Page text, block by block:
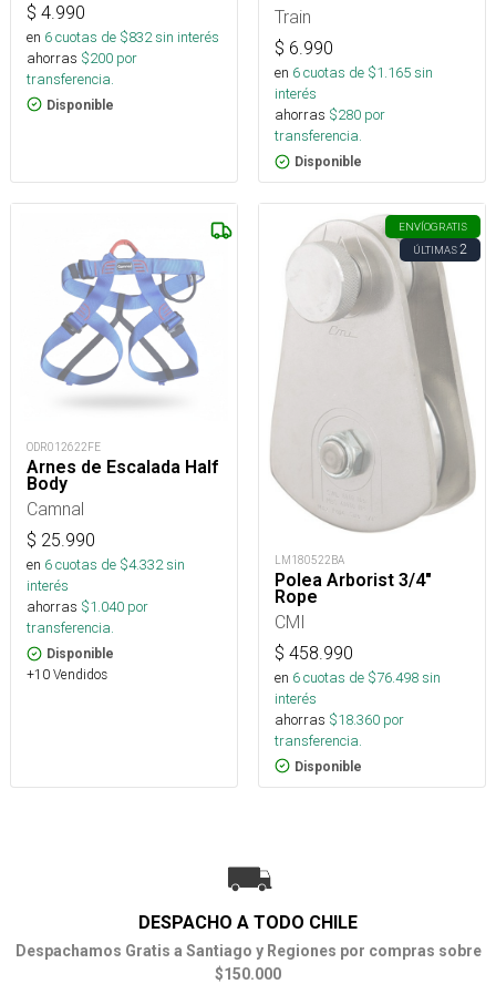
$ 4.990
en 6cuotas de $832sin interés
ahorras $200 por
transferencia.
Disponible
Train
$ 6.990
en 6cuotas de $1.165sin
interés
ahorras $280 por
transferencia.
Disponible
ODR012622FE
Arnes de Escalada Half
Body
Camnal
$ 25.990
en 6cuotas de $4.332sin
interés
ahorras $1.040 por
transferencia.
Disponible
+10 Vendidos
ENVÍOGRATIS
ÚLTIMAS2
LM180522BA
Polea Arborist 3/4"
Rope
CMI
$ 458.990
en 6cuotas de $76.498sin
interés
ahorras $18.360 por
transferencia.
Disponible
DESPACHO A TODO CHILE
Despachamos Gratis a Santiago y Regiones por compras sobre
$150.000